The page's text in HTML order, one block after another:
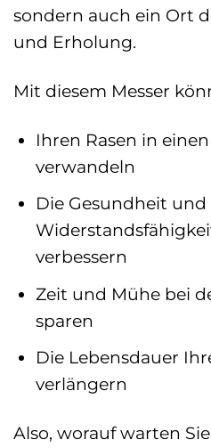
sondern auch ein Ort
und Erholung.
Mit diesem Messer
Ihren Rasen in
verwandeln
Die Gesundheit und
verbessern
Zeit und Mühe bei
sparen
Die Lebensdauer
verlängern
Also, worauf warten